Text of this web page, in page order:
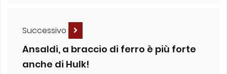
Successivo
Ansaldi, a braccio di ferro è più forte
anche di Hulk!